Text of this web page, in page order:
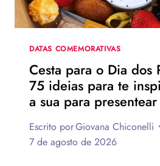
PARA
HOMENAGEAR
DATA
DATAS COMEMORATIVAS
Cesta para o Dia dos
75 ideias para te
a sua para
Escrito porGiovana Chiconelli
7 de agosto de 2026